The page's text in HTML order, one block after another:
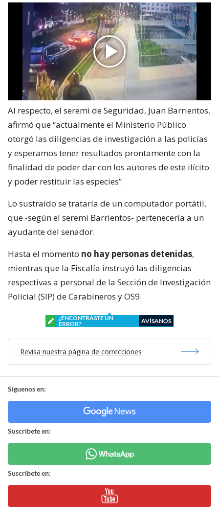
Al respecto, el seremi de Seguridad, Juan Barrientos,
afirmó que “actualmente el Ministerio Público
otorgó las diligencias de investigación a las policías
y esperamos tener resultados prontamente con la
finalidad de poder dar con los autores de este ilícito
y poder restituir las especies”.
Lo sustraído se trataría de un computador portátil,
que -según el seremi Barrientos- pertenecería a un
ayudante del senador.
Hasta el momento no hay personas detenidas,
mientras que la Fiscalía instruyó las diligencias
respectivas a personal de la Sección de Investigación
Policial (SIP) de Carabineros y OS9.
¿ENCONTRASTE UN
ERROR?
AVÍSANOS
Revisa nuestra página de correcciones
Síguenos en:
Suscríbete en:
Suscríbete en: